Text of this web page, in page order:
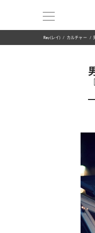
Ray(レイ) カルチャー